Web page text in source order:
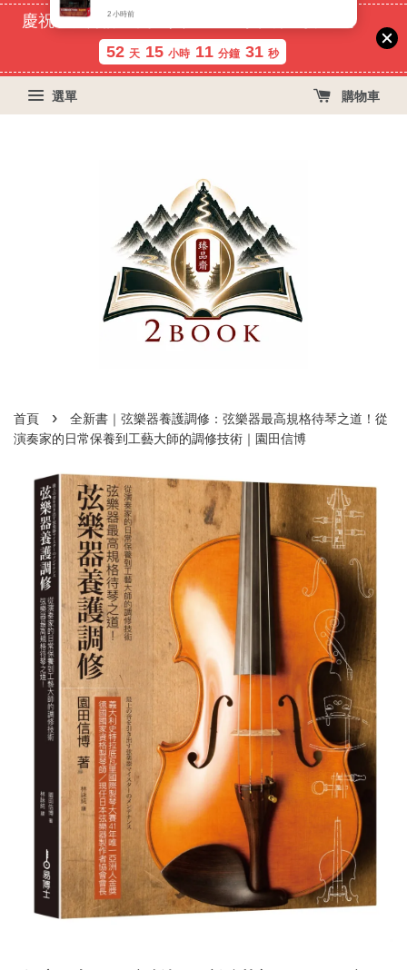
慶祝蝦皮好評過萬！買399免運費, 再立折29元
52 天 15 小時 11 分鐘 31 秒
選單 購物車
首頁 ›
全新書｜弦樂器養護調修：弦樂器最高規格待琴之道！從
演奏家的日常保養到工藝大師的調修技術｜園田信博